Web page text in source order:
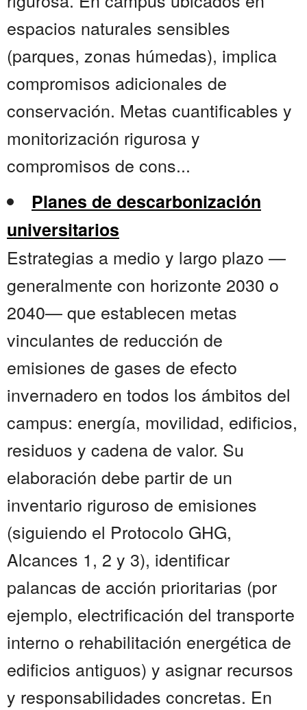
espacios naturales sensibles
(parques, zonas húmedas), implica
compromisos adicionales de
conservación. Metas cuantificables y
monitorización rigurosa y
compromisos de cons...
Planes de descarbonización
universitarios
Estrategias a medio y largo plazo —
generalmente con horizonte 2030 o
2040— que establecen metas
vinculantes de reducción de
emisiones de gases de efecto
invernadero en todos los ámbitos del
campus: energía, movilidad, edificios,
residuos y cadena de valor. Su
elaboración debe partir de un
inventario riguroso de emisiones
(siguiendo el Protocolo GHG,
Alcances 1, 2 y 3), identificar
palancas de acción prioritarias (por
ejemplo, electrificación del transporte
interno o rehabilitación energética de
edificios antiguos) y asignar recursos
y responsabilidades concretas. En